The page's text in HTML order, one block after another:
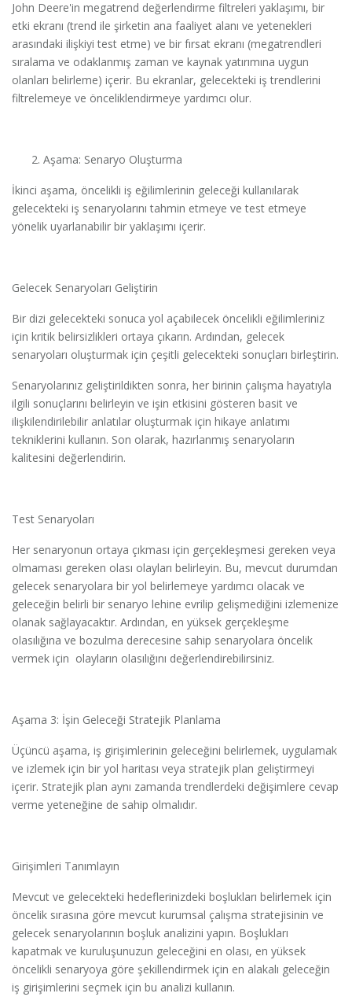
John Deere'in megatrend değerlendirme filtreleri yaklaşımı, bir
etki ekranı (trend ile şirketin ana faaliyet alanı ve yetenekleri
arasındaki ilişkiyi test etme) ve bir fırsat ekranı (megatrendleri
sıralama ve odaklanmış zaman ve kaynak yatırımına uygun
olanları belirleme) içerir. Bu ekranlar, gelecekteki iş trendlerini
filtrelemeye ve önceliklendirmeye yardımcı olur.
Aşama: Senaryo Oluşturma
İkinci aşama, öncelikli iş eğilimlerinin geleceği kullanılarak
gelecekteki iş senaryolarını tahmin etmeye ve test etmeye
yönelik uyarlanabilir bir yaklaşımı içerir.
Gelecek Senaryoları Geliştirin
Bir dizi gelecekteki sonuca yol açabilecek öncelikli eğilimleriniz
için kritik belirsizlikleri ortaya çıkarın. Ardından, gelecek
senaryoları oluşturmak için çeşitli gelecekteki sonuçları birleştirin.
Senaryolarınız geliştirildikten sonra, her birinin çalışma hayatıyla
ilgili sonuçlarını belirleyin ve işin etkisini gösteren basit ve
ilişkilendirilebilir anlatılar oluşturmak için hikaye anlatımı
tekniklerini kullanın. Son olarak, hazırlanmış senaryoların
kalitesini değerlendirin.
Test Senaryoları
Her senaryonun ortaya çıkması için gerçekleşmesi gereken veya
olmaması gereken olası olayları belirleyin. Bu, mevcut durumdan
gelecek senaryolara bir yol belirlemeye yardımcı olacak ve
geleceğin belirli bir senaryo lehine evrilip gelişmediğini izlemenize
olanak sağlayacaktır. Ardından, en yüksek gerçekleşme
olasılığına ve bozulma derecesine sahip senaryolara öncelik
vermek için olayların olasılığını değerlendirebilirsiniz.
Aşama 3: İşin Geleceği Stratejik Planlama
Üçüncü aşama, iş girişimlerinin geleceğini belirlemek, uygulamak
ve izlemek için bir yol haritası veya stratejik plan geliştirmeyi
içerir. Stratejik plan aynı zamanda trendlerdeki değişimlere cevap
verme yeteneğine de sahip olmalıdır.
Girişimleri Tanımlayın
Mevcut ve gelecekteki hedeflerinizdeki boşlukları belirlemek için
öncelik sırasına göre mevcut kurumsal çalışma stratejisinin ve
gelecek senaryolarının boşluk analizini yapın. Boşlukları
kapatmak ve kuruluşunuzun geleceğini en olası, en yüksek
öncelikli senaryoya göre şekillendirmek için en alakalı geleceğin
iş girişimlerini seçmek için bu analizi kullanın.